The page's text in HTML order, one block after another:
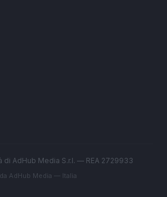
AdHub Media S.r.l. — REA 2729933
AdHub Media — Italia